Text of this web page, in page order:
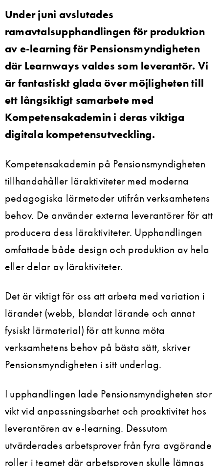
Under juni avslutades
ramavtalsupphandlingen för produktion
av e-learning för Pensionsmyndigheten
där Learnways valdes som leverantör. Vi
är fantastiskt glada över möjligheten till
ett långsiktigt samarbete med
Kompetensakademin i deras viktiga
digitala kompetensutveckling.
Kompetensakademin på Pensionsmyndigheten
tillhandahåller läraktiviteter med moderna
pedagogiska lärmetoder utifrån verksamhetens
behov. De använder externa leverantörer för att
producera dess läraktiviteter. Upphandlingen
omfattade både design och produktion av hela
eller delar av läraktiviteter.
Det är viktigt för oss att arbeta med variation i
lärandet (webb, blandat lärande och annat
fysiskt lärmaterial) för att kunna möta
verksamhetens behov på bästa sätt, skriver
Pensionsmyndigheten i sitt underlag.
I upphandlingen lade Pensionsmyndigheten stor
vikt vid anpassningsbarhet och proaktivitet hos
leverantören av e-learning. Dessutom
utvärderades arbetsprover från fyra avgörande
roller i teamet där arbetsproven skulle lämnas